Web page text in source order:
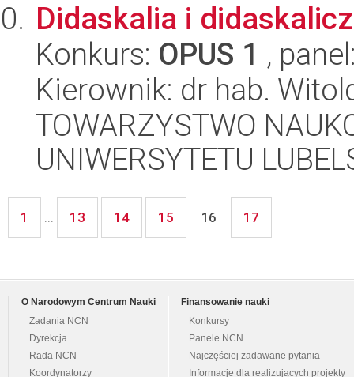
Didaskalia i
Konkurs: OPUS 1 ,
Kierownik: dr hab.
TOWARZYSTWO
UNIWERSYTETU
1 ... 13 14 15 16 17
O Narodowym Centrum Nauki
Zadania NCN
Dyrekcja
Rada NCN
Koordynatorzy
Finansowanie nauki
Konkursy
Panele NCN
Najczęściej zadawane pytania
Informacje dla realizujących projekty